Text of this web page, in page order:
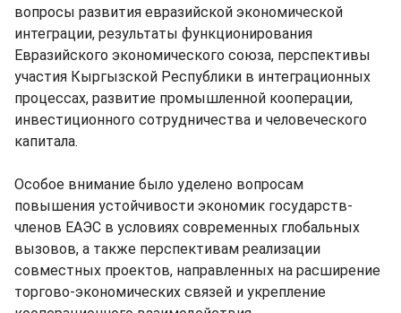
вопросы развития евразийской экономической
интеграции, результаты функционирования
Евразийского экономического союза, перспективы
участия Кыргызской Республики в интеграционных
процессах, развитие промышленной кооперации,
инвестиционного сотрудничества и человеческого
капитала.
Особое внимание было уделено вопросам
повышения устойчивости экономик государств-
членов ЕАЭС в условиях современных глобальных
вызовов, а также перспективам реализации
совместных проектов, направленных на расширение
торгово-экономических связей и укрепление